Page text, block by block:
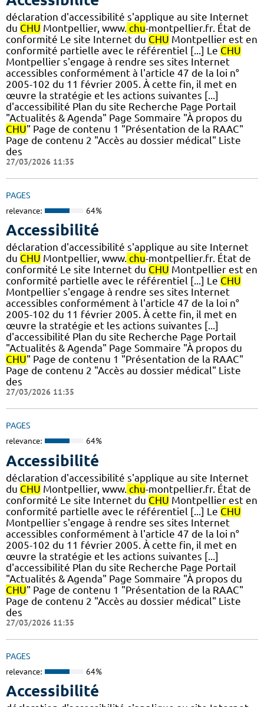
déclaration d'accessibilité s'applique au site Internet
du CHU Montpellier, www. chu-montpellier.fr. État de
conformité Le site Internet du CHU Montpellier est en
conformité partielle avec le référentiel [...] Le CHU
Montpellier s'engage à rendre ses sites Internet
accessibles conformément à l'article 47 de la loi n°
2005-102 du 11 février 2005. À cette fin, il met en
œuvre la stratégie et les actions suivantes [...]
d'accessibilité Plan du site Recherche Page Portail
"Actualités & Agenda" Page Sommaire "À propos du
CHU" Page de contenu 1 "Présentation de la RAAC"
Page de contenu 2 "Accès au dossier médical" Liste
des
27/03/2026 11:35
PAGES
relevance: 64%
Accessibilité
déclaration d'accessibilité s'applique au site Internet
du CHU Montpellier, www. chu-montpellier.fr. État de
conformité Le site Internet du CHU Montpellier est en
conformité partielle avec le référentiel [...] Le CHU
Montpellier s'engage à rendre ses sites Internet
accessibles conformément à l'article 47 de la loi n°
2005-102 du 11 février 2005. À cette fin, il met en
œuvre la stratégie et les actions suivantes [...]
d'accessibilité Plan du site Recherche Page Portail
"Actualités & Agenda" Page Sommaire "À propos du
CHU" Page de contenu 1 "Présentation de la RAAC"
Page de contenu 2 "Accès au dossier médical" Liste
des
27/03/2026 11:35
PAGES
relevance: 64%
Accessibilité
déclaration d'accessibilité s'applique au site Internet
du CHU Montpellier, www. chu-montpellier.fr. État de
conformité Le site Internet du CHU Montpellier est en
conformité partielle avec le référentiel [...] Le CHU
Montpellier s'engage à rendre ses sites Internet
accessibles conformément à l'article 47 de la loi n°
2005-102 du 11 février 2005. À cette fin, il met en
œuvre la stratégie et les actions suivantes [...]
d'accessibilité Plan du site Recherche Page Portail
"Actualités & Agenda" Page Sommaire "À propos du
CHU" Page de contenu 1 "Présentation de la RAAC"
Page de contenu 2 "Accès au dossier médical" Liste
des
27/03/2026 11:35
PAGES
relevance: 64%
Accessibilité